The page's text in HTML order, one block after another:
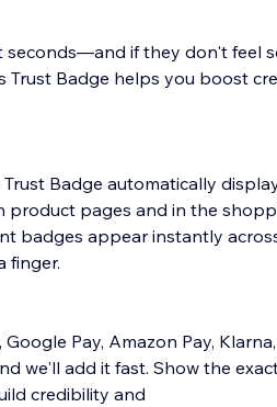
if they don't feel
Trust Badge helps you boost
Badge automatically
pages and in the
badges appear instantly
finger.
Pay, Amazon Pay,
we'll add it fast. Show the
credibility and